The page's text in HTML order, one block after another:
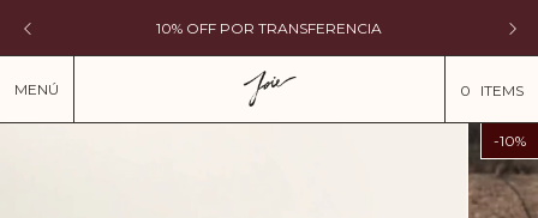
10% OFF POR TRANSFERENCIA
MENÚ 0 ITEMS
-10%